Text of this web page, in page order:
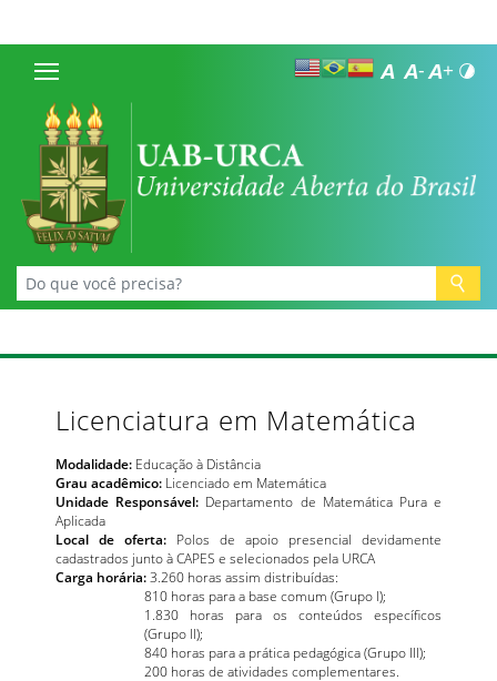
Licenciatura em Matemática
Modalidade: Educação à Distância
Grau acadêmico: Licenciado em Matemática
Unidade Responsável: Departamento de Matemática Pura e
Aplicada
Local de oferta: Polos de apoio presencial devidamente
cadastrados junto à CAPES e selecionados pela URCA
Carga horária: 3.260 horas assim distribuídas:
810 horas para a base comum (Grupo I);
1.830 horas para os conteúdos específicos
(Grupo II);
840 horas para a prática pedagógica (Grupo III);
200 horas de atividades complementares.